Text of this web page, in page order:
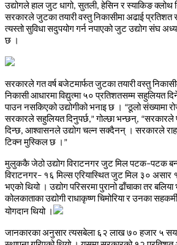
उद्योगलेहालजुटधागो,सुतली,हेसिनरस्याकिङक्लोथ
सरकारलेजुटकातयारीवस्तुनिकासीमाअढाईप्रतिशत
त्यस्तोसुविधासदुपयोगगर्ननपाएकोजुटउद्योगसंघ
छ ।
सरकारलेगतवर्षबजेटमार्फतजुटकातयारीवस्तु
निकासीआधारमाविद्युत्मा ५० प्रतिशतसम्मसहुलियत
पाउननसकिएकोउद्योगीकोभनाइछ । “ठूलोसंख्यामा
सरकारलेसहुलियतदिनुपर्छ,”गोल्छाभन्छन्, “सरकारले
दिन्छ, आश्वासनलेउद्योगचल्नसक्दैनन् । सरकारले
टिक्नमुस्किलछ । ”
मुलुककैजेठोउद्योगविराटनगरजुटमिलपटक–पटक
विराटनगर– १६ मिल्सएरियास्थितजुटमिल ३० असार
भएकोथियो । उद्योगपरिसरमापुरानोढाँचाकातरबलिया
कोलकाताकाउद्योगीराधाकृष्णचिमोरियारउनका
योगदानथियो ।
जानकारकाअनुसारत्यसबेला ६२ लाख७० हजार ५ सय